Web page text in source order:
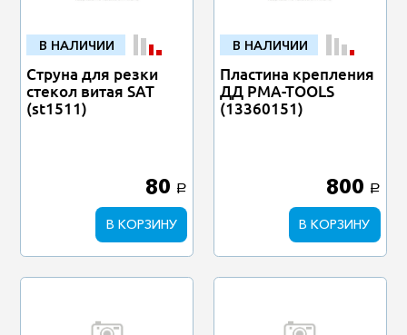
В НАЛИЧИИ
Струна для резки
стекол витая SAT
(st1511)
80 a
В КОРЗИНУ
В НАЛИЧИИ
Пластина крепления
ДД PMA-TOOLS
(13360151)
800 a
В КОРЗИНУ